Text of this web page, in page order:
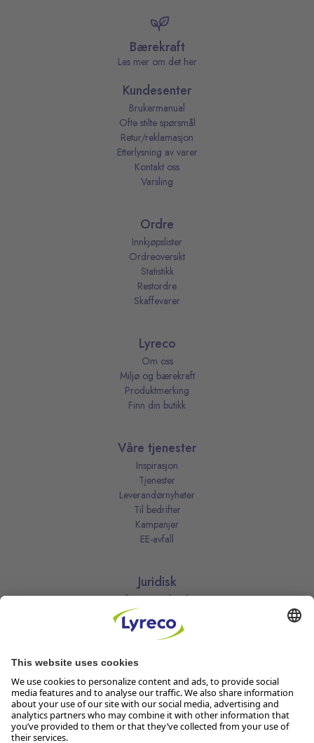
Bærekraft
Les mer om det her
Kundesenter
Brukermanual
Ofte stilte spørsmål
Retur/reklamasjon
Etterlysning av varer
Kontakt oss
Varsling
Ordre
Innkjøpslister
Ordreoversikt
Statistikk
Restordre
Skaffevarer
Lyreco
Om oss
Miljø og bærekraft
Produktmerking
Finn din butikk
Våre tjenester
Inspirasjon
Tjenester
Leverandørnyheter
Til bedrifter
Kampanjer
EE-avfall
Juridisk
Informasjonskapsler
Kjøpsbetingelser
Personvernerklæring
Vilkår
Vilkår for kundeklubben
Åpenhetsloven
Endre dine personvernsinnstillinger